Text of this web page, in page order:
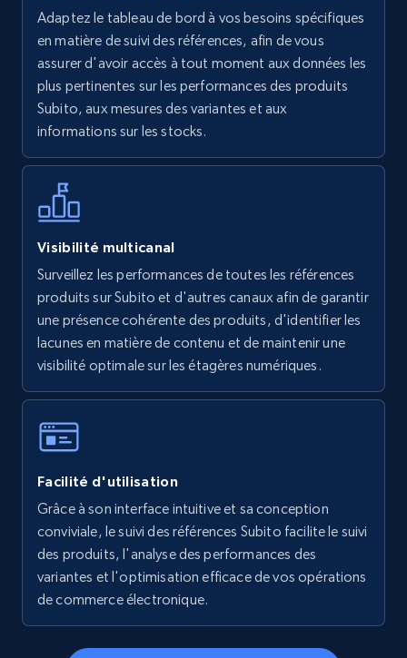
URL, Final price, Sku, Currency, Gtin,
Specifications, Image urls, Top reviews, and
more.
877+
Walmart - products - Find new products by
using specific category URL
URL, Final price, Sku, Currency, Gtin,
more.
5.6K+ 877+ Commencer
specific keywords
Specifications, Image urls, Top reviews, and
more.
5.6K+ 877+ Commencer
Walmart - products - Discover products by
Adaptez le tableau de bord à vos besoins spécifiques
en matière de suivi des références, afin de vous
assurer d'avoir accès à tout moment aux données les
plus pertinentes sur les performances des produits
Subito, aux mesures des variantes et aux
informations sur les stocks.
Visibilité multicanal
Surveillez les performances de toutes les références
produits sur Subito et d'autres canaux afin de garantir
une présence cohérente des produits, d'identifier les
lacunes en matière de contenu et de maintenir une
visibilité optimale sur les étagères numériques.
Facilité d'utilisation
Grâce à son interface intuitive et sa conception
conviviale, le suivi des références Subito facilite le suivi
des produits, l'analyse des performances des
variantes et l'optimisation efficace de vos opérations
de commerce électronique.